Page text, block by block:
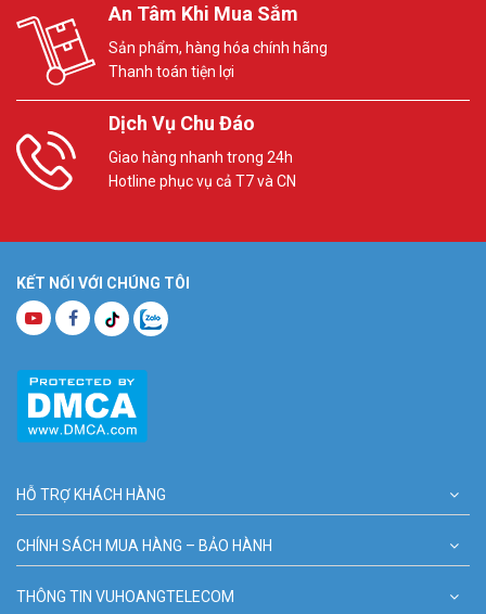
An Tâm Khi Mua Sắm
Sản phẩm, hàng hóa chính hãng
Thanh toán tiện lợi
Dịch Vụ Chu Đáo
Giao hàng nhanh trong 24h
Hotline phục vụ cả T7 và CN
KẾT NỐI VỚI CHÚNG TÔI
HỖ TRỢ KHÁCH HÀNG
CHÍNH SÁCH MUA HÀNG – BẢO HÀNH
THÔNG TIN VUHOANGTELECOM